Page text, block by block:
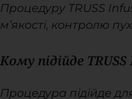
Процедуру TRUSS
м’якості, контролю
Кому підійде
Процедура підійде